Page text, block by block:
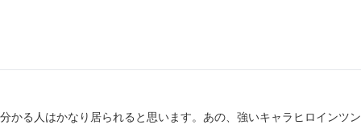
かる人はかなり居られると思います。あの、強いキャラヒロインツ